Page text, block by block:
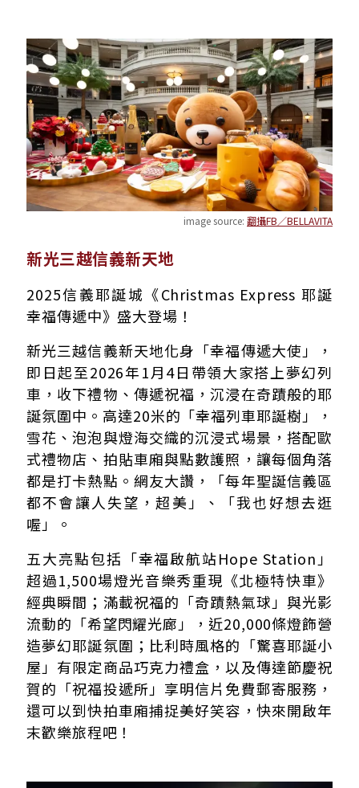
image source: 翻攝FB／BELLAVITA
新光三越信義新天地
2025信義耶誕城《Christmas Express 耶誕
幸福傳遞中》盛大登場！
新光三越信義新天地化身「幸福傳遞大使」，
即日起至2026年1月4日帶領大家搭上夢幻列
車，收下禮物、傳遞祝福，沉浸在奇蹟般的耶
誕氛圍中。高達20米的「幸福列車耶誕樹」，
雪花、泡泡與燈海交織的沉浸式場景，搭配歐
式禮物店、拍貼車廂與點數護照，讓每個角落
都是打卡熱點。網友大讚，「每年聖誕信義區
都不會讓人失望，超美」、「我也好想去逛
喔」。
五大亮點包括「幸福啟航站Hope Station」
超過1,500場燈光音樂秀重現《北極特快車》
經典瞬間；滿載祝福的「奇蹟熱氣球」與光影
流動的「希望閃耀光廊」，近20,000條燈飾營
造夢幻耶誕氛圍；比利時風格的「驚喜耶誕小
屋」有限定商品巧克力禮盒，以及傳達節慶祝
賀的「祝福投遞所」享明信片免費郵寄服務，
還可以到快拍車廂捕捉美好笑容，快來開啟年
末歡樂旅程吧！